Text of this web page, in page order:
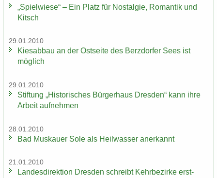
„Spiel­wie­se“ – Ein Platz für Nost­al­gie, Ro­man­tik und
Kitsch
29.01.2010
Kies­ab­bau an der Ost­sei­te des Berz­dor­fer Sees ist
mög­lich
29.01.2010
Stif­tung „His­to­ri­sches Bür­ger­haus Dres­den“ kann ihre
Ar­beit auf­neh­men
28.01.2010
Bad Mus­kau­er Sole als Heil­was­ser an­er­kannt
21.01.2010
Lan­des­di­rek­ti­on Dres­den schreibt Kehr­be­zir­ke erst­